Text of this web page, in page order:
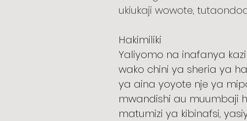
ukiukaji wowote,
Hakimiliki
Yaliyomo na inafanya
wako chini ya sheria ya
ya aina yoyote nje ya
mwandishi au muumbaji
matumizi ya kibinafsi,